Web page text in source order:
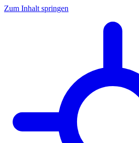
Zum Inhalt springen